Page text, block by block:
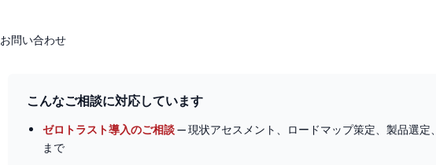
お問い合わせ
こんなご相談に対応しています
ゼロトラスト導入のご相談— 現状アセスメント、ロードマップ策定、製品選定
まで